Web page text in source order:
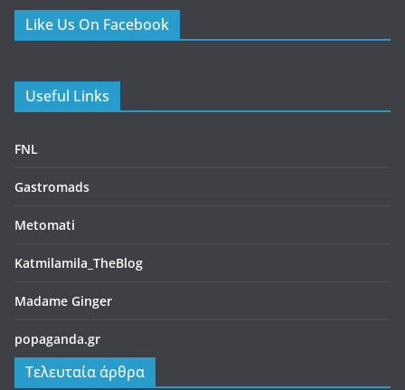
Like Us On Facebook
Useful Links
FNL
Gastromads
Metomati
Katmilamila_TheBlog
Madame Ginger
popaganda.gr
Τελευταία άρθρα